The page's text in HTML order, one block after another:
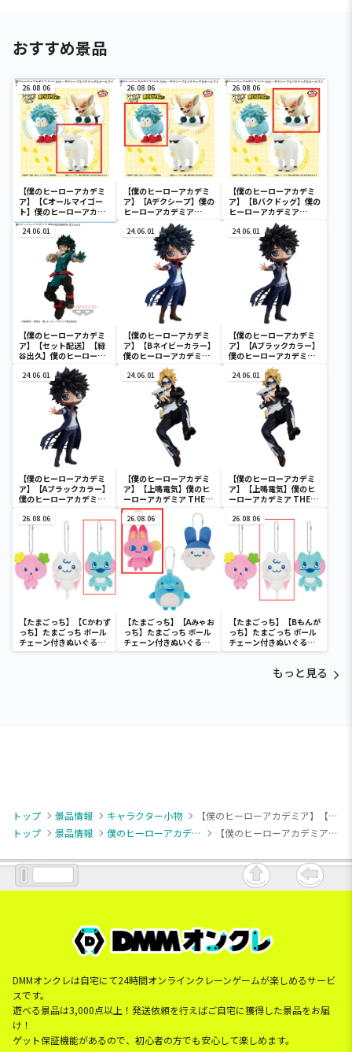
おすすめ景品
26.08.06
【僕のヒーローアカデミ
ア】【Cオールマイゴー
ト】僕のヒーローアカデ
ミア Fluffy Puffy～デク
シープ＆バクドッグ＆オ
ールマイゴート～
26.08.06
【僕のヒーローアカデミ
ア】【Aデクシープ】僕の
ヒーローアカデミア
Fluffy Puffy～デクシー
プ＆バクドッグ＆オール
マイゴート～
26.08.06
【僕のヒーローアカデミ
ア】【Bバクドッグ】僕の
ヒーローアカデミア
Fluffy Puffy～デクシー
プ＆バクドッグ＆オール
マイゴート～
24.06.01
【僕のヒーローアカデミ
ア】【セット配送】【緑
谷出久】僕のヒーローア
カデミア BRAVEGRAPH
＃2 vol.2
24.06.01
【僕のヒーローアカデミ
ア】【Bネイビーカラー】
僕のヒーローアカデミア
Q posket-荼毘-
24.06.01
【僕のヒーローアカデミ
ア】【Aブラックカラー】
僕のヒーローアカデミア
Q posket-荼毘-
24.06.01
【僕のヒーローアカデミ
ア】【Aブラックカラー】
僕のヒーローアカデミア
24.06.01
【僕のヒーローアカデミ
ア】【上鳴電気】僕のヒ
ーローアカデミア THE
AMAZING HEROES
vol.21
24.06.01
【僕のヒーローアカデミ
ア】【上鳴電気】僕のヒ
ーローアカデミア THE
vol.21
26.08.06
【たまごっち】【Cかわず
っち】たまごっち ボール
チェーン付きぬいぐるみ
～Tamagotchi
26.08.06
【たまごっち】【Aみゃお
っち】たまごっち ボール
チェーン付きぬいぐるみ
～Tamagotchi
26.08.06
【たまごっち】【Bもんが
っち】たまごっち ボール
チェーン付きぬいぐるみ
～Tamagotchi
もっと見る
トップ 景品情報 キャラクター小物
【僕のヒーローアカデミア】【A緑谷出久】僕のヒーローアカデミア ちびぐるみvol.10
トップ
景品情報 僕のヒーローアカデミア 【僕のヒーローアカデミア】【A緑谷出久】僕のヒーローアカデミア ちびぐるみvol.10
DMMオンクレは自宅にて24時間オンラインクレーンゲームが楽しめるサービ
スです。
遊べる景品は3,000点以上！発送依頼を行えばご自宅に獲得した景品をお届
け！
ゲット保証機能があるので、初心者の方でも安心して楽しめます。